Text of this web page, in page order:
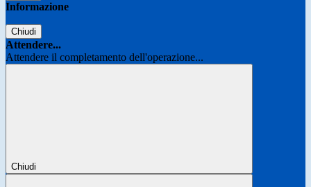
Informazione
Chiudi
Attendere...
Attendere il completamento dell'operazione...
Chiudi